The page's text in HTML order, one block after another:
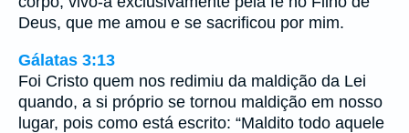
Deus, que me amou e se sacrificou por mim.
Gálatas 3:13
Foi Cristo quem nos redimiu da maldição da Lei
quando, a si próprio se tornou maldição em nosso
lugar, pois como está escrito: “Maldito todo aquele